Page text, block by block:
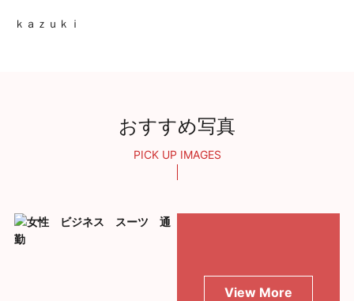
ｋａｚｕｋｉ
おすすめ写真
PICK UP IMAGES
View More